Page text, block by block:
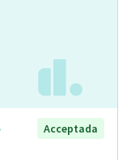
Acceptada